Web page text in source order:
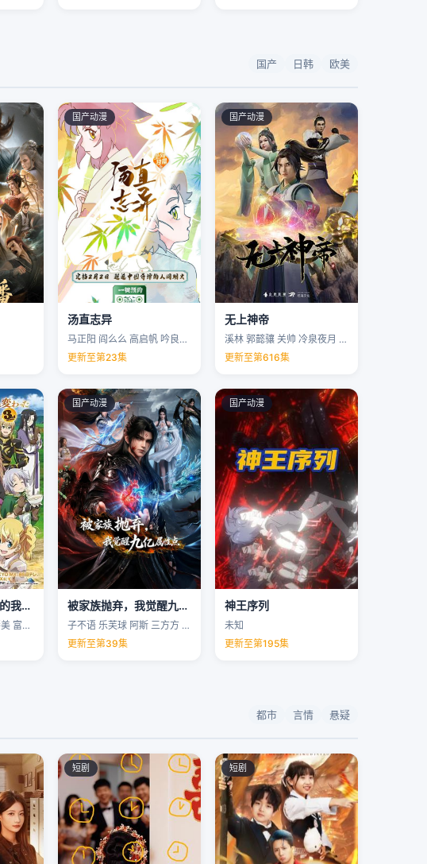
国产 日韩 欧美
国产动漫
汤直志异
马正阳 阎么么 高启帆 吟良犬 …
更新至第23集
国产动漫
无上神帝
溪林 郭懿骧 关帅 冷泉夜月 …
更新至第616集
转生成自动贩卖机的我今天也在迷宫徘徊第三季
福山润 本渡枫 蓝原琴美 富田美忧 …
国产动漫
被家族抛弃，我觉醒九亿属性点
子不语 乐芙球 阿斯 三方方 …
更新至第39集
国产动漫
神王序列
未知
更新至第195集
都市 言情 悬疑
短剧 短剧